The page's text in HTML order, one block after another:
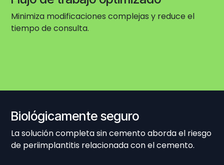
Minimiza modificaciones complejas y reduce el
tiempo de consulta.
Biológicamente seguro
La solución completa sin cemento aborda el riesgo
de periimplantitis relacionada con el cemento.